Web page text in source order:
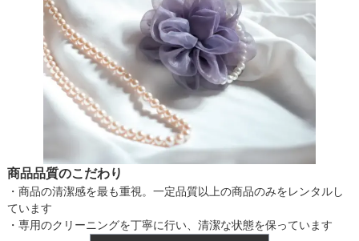
備考
素材
インナー
商品品質のこだわり
・商品の清潔感を最も重視。一定品質以上の商品のみをレンタルし
ています
・専用のクリーニングを丁寧に行い、清潔な状態を保っています